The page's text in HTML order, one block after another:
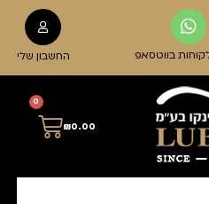
בווטסאפ החשבון שלי
₪0.00
0